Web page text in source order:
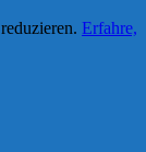
Erfahre,